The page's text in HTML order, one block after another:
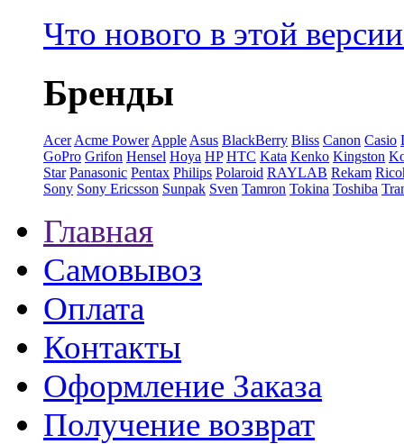
Что нового в этой
Бренды
Acer Acme Power Apple Asus BlackBerry Bliss Canon Casio
GoPro Grifon Hensel Hoya HP HTC Kata Kenko Kingston
Star Panasonic Pentax Philips Polaroid RAYLAB Rekam
Sony Sony Ericsson Sunpak Sven Tamron Tokina Toshiba
Главная
Самовывоз
Оплата
Контакты
Оформление Заказа
Получение возврат